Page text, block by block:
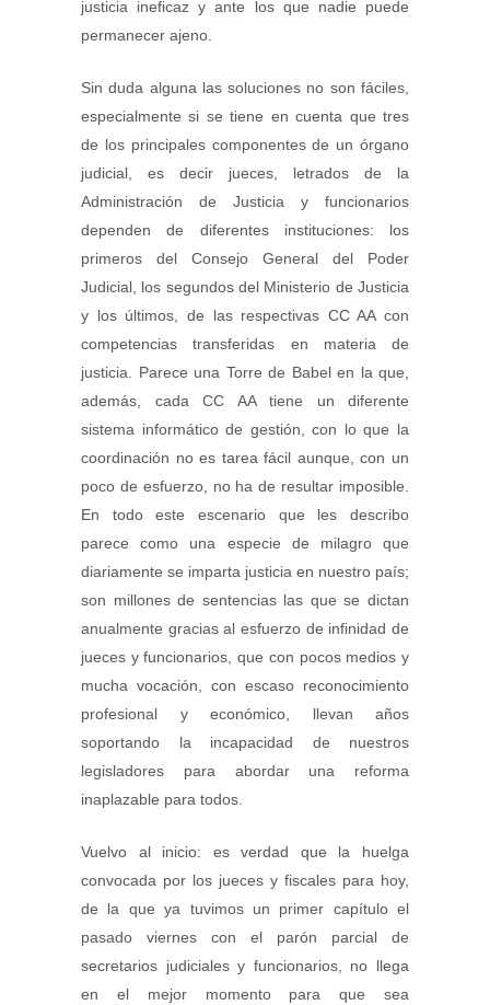
justicia ineficaz y ante los que nadie puede
permanecer ajeno.
Sin duda alguna las soluciones no son fáciles,
especialmente si se tiene en cuenta que tres
de los principales componentes de un órgano
judicial, es decir jueces, letrados de la
Administración de Justicia y funcionarios
dependen de diferentes instituciones: los
primeros del Consejo General del Poder
Judicial, los segundos del Ministerio de Justicia
y los últimos, de las respectivas CC AA con
competencias transferidas en materia de
justicia. Parece una Torre de Babel en la que,
además, cada CC AA tiene un diferente
sistema informático de gestión, con lo que la
coordinación no es tarea fácil aunque, con un
poco de esfuerzo, no ha de resultar imposible.
En todo este escenario que les describo
parece como una especie de milagro que
diariamente se imparta justicia en nuestro país;
son millones de sentencias las que se dictan
anualmente gracias al esfuerzo de infinidad de
jueces y funcionarios, que con pocos medios y
mucha vocación, con escaso reconocimiento
profesional y económico, llevan años
soportando la incapacidad de nuestros
legisladores para abordar una reforma
inaplazable para todos.
Vuelvo al inicio: es verdad que la huelga
convocada por los jueces y fiscales para hoy,
de la que ya tuvimos un primer capítulo el
pasado viernes con el parón parcial de
secretarios judiciales y funcionarios, no llega
en el mejor momento para que sea